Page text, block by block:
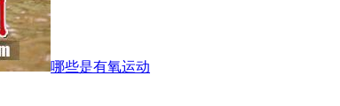
哪些是有氧运动